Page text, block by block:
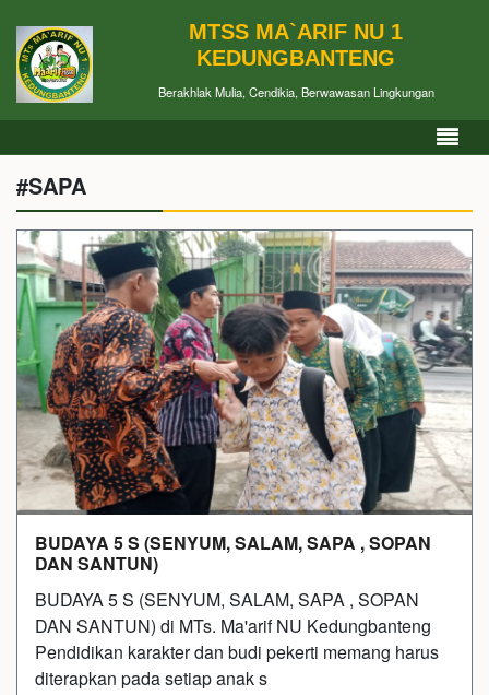
MTSS MA`ARIF NU 1
KEDUNGBANTENG
Berakhlak Mulia, Cendikia, Berwawasan Lingkungan
#SAPA
BUDAYA 5 S (SENYUM, SALAM, SAPA , SOPAN
DAN SANTUN)
BUDAYA 5 S (SENYUM, SALAM, SAPA , SOPAN
DAN SANTUN) di MTs. Ma'arif NU Kedungbanteng
Pendidikan karakter dan budi pekerti memang harus
diterapkan pada setiap anak s